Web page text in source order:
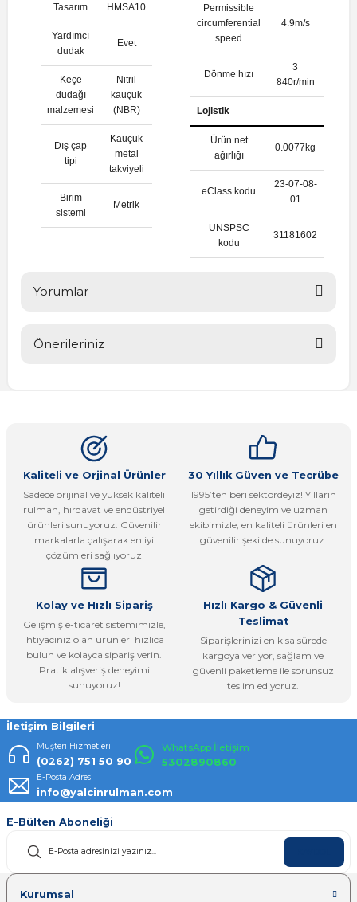
Tasarım HMSA10
Yardımcı
dudak
Evet
Keçe
dudağı
malzemesi
Nitril
kauçuk
(NBR)
Dış çap
tipi
Kauçuk
metal
takviyeli
Birim
sistemi
Metrik
Permissible
circumferential
speed
4.9m/s
Dönme hızı
3
840r/min
Lojistik
Ürün net
ağırlığı
0.0077kg
eClass kodu
23-07-08-
01
UNSPSC
kodu
31181602
Yorumlar
Önerileriniz
Görüş ve önerileriniz için teşekkür ederiz.
Ürün resmi kalitesiz, bozuk veya görüntülenemiyor.
Ürün açıklamasında eksik bilgiler bulunuyor.
Ürün bilgilerinde hatalar bulunuyor.
Ürün fiyatı diğer sitelerden daha pahalı.
Bu ürüne benzer farklı alternatifler olmalı.
Gönder
Kaliteli ve Orjinal Ürünler
Sadece orijinal ve yüksek kaliteli
rulman, hırdavat ve endüstriyel
ürünleri sunuyoruz. Güvenilir
markalarla çalışarak en iyi
çözümleri sağlıyoruz
30 Yıllık Güven ve Tecrübe
1995’ten beri sektördeyiz! Yılların
getirdiği deneyim ve uzman
ekibimizle, en kaliteli ürünleri en
güvenilir şekilde sunuyoruz.
Kolay ve Hızlı Sipariş
Gelişmiş e-ticaret sistemimizle,
ihtiyacınız olan ürünleri hızlıca
bulun ve kolayca sipariş verin.
Pratik alışveriş deneyimi
sunuyoruz!
Hızlı Kargo & Güvenli
Teslimat
Siparişlerinizi en kısa sürede
kargoya veriyor, sağlam ve
güvenli paketleme ile sorunsuz
teslim ediyoruz.
İletişim Bilgileri
Müşteri Hizmetleri
(0262) 751 50 90
WhatsApp İletişim
5302890860
E-Posta Adresi
info@yalcinrulman.com
E-Bülten Aboneliği
Kurumsal